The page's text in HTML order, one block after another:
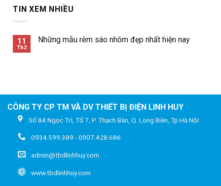
TIN XEM NHIỀU
11
Th2
Những mẫu rèm sáo nhôm đẹp nhất hiện nay
CÔNG TY CP TM VÀ DV THIẾT BỊ ĐIỆN LINH HUY
Số 84 Ngọc Trì, Tổ 7, P. Thạch Bàn, Q. Long Biên, Tp.Hà Nội
0934.599.389 - 0907.428.686
admin@tbdlinhhuy.com
www.tbdlinhhuy.com